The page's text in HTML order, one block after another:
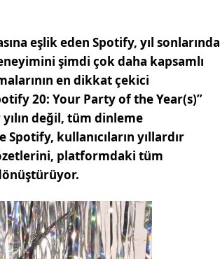
eşlik eden Spotify, yıl sonlarında
şimdi çok daha kapsamlı
en dikkat çekici
20: Your Party of the Year(s)”
yılın değil, tüm dinleme
kullanıcıların yıllardır
platformdaki tüm